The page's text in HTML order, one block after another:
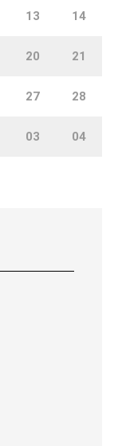
13 14
20 21
27 28
03 04